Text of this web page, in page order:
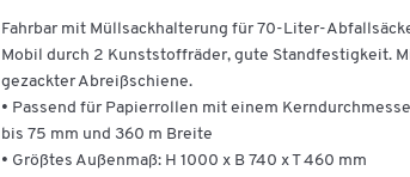
Fahrbar mit Müllsackhalterung für 70-Liter-
Mobil durch 2 Kunststoffräder, gute Standfestigkeit.
gezackter Abreißschiene.
• Passend für Papierrollen mit einem
bis 75 mm und 360 m Breite
• Größtes Außenmaß: H 1000 x B 740 x T 460 mm